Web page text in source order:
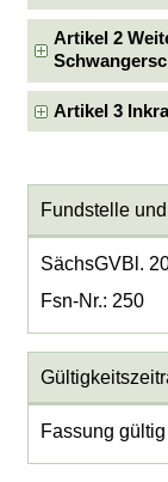
Artikel 2
Artikel 3
Fundstelle
SächsGVBl.
Fsn-Nr.: 250
Fassung